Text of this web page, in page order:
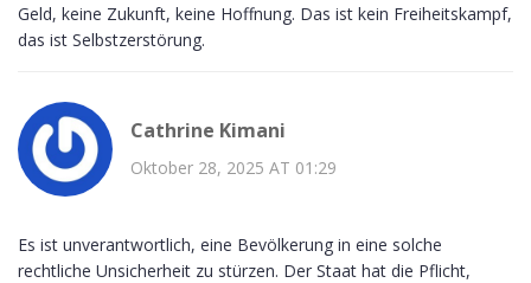
Geld, keine Zukunft, keine Hoffnung. Das ist kein Freiheitskampf,
das ist Selbstzerstörung.
Cathrine Kimani
Oktober 28, 2025 AT 01:29
Es ist unverantwortlich, eine Bevölkerung in eine solche
rechtliche Unsicherheit zu stürzen. Der Staat hat die Pflicht,